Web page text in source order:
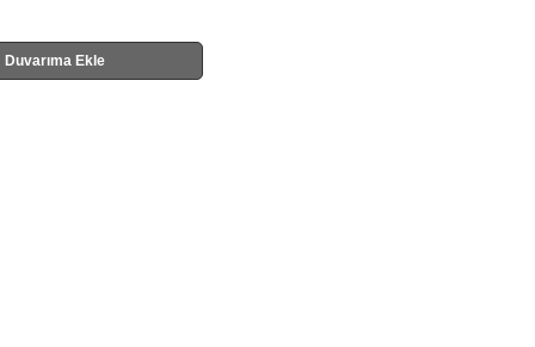
Duvarıma Ekle